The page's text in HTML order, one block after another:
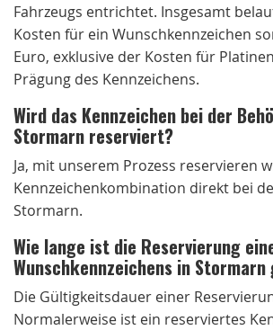
Fahrzeugs entrichtet. Insgesamt
Kosten für ein Wunschkennzeichen
Euro, exklusive der Kosten für
Prägung des Kennzeichens.
Wird das Kennzeichen bei der
Stormarn reserviert?
Ja, mit unserem Prozess reservieren
Kennzeichenkombination direkt bei
Stormarn.
Wie lange ist die Reservierung
Wunschkennzeichens in
Die Gültigkeitsdauer einer
Normalerweise ist ein reserviertes